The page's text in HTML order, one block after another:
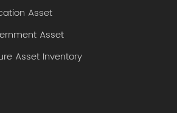
Asset
Asset
Asset Inventory